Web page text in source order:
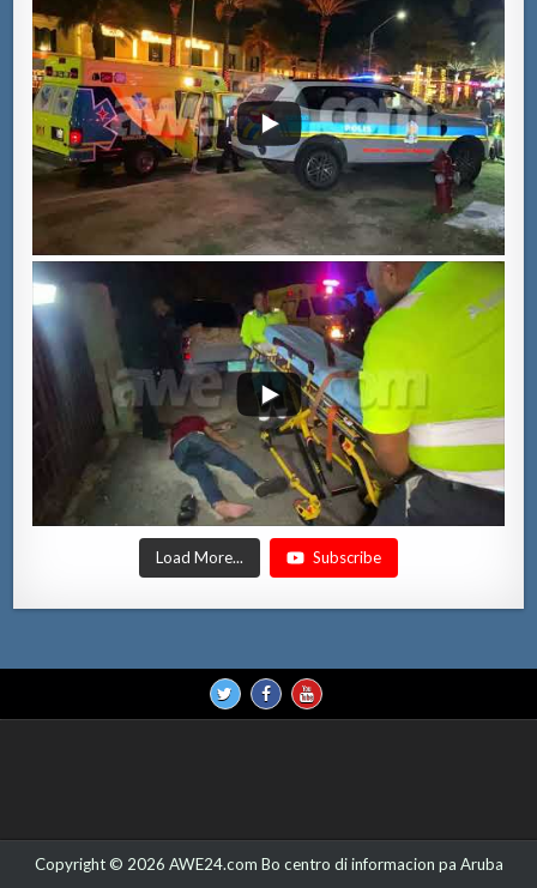
Load More... Subscribe
Copyright © 2026 AWE24.com Bo centro di informacion pa Aruba